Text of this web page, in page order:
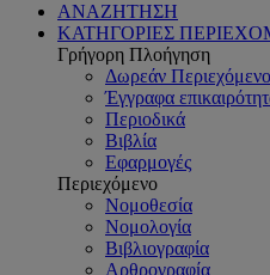
ΑΝΑΖΗΤΗΣΗ
ΚΑΤΗΓΟΡΙΕΣ
Γρήγορη Πλοήγηση
Δωρεάν Περιεχόμενο
Έγγραφα
Περιοδικά
Βιβλία
Εφαρμογές
Περιεχόμενο
Νομοθεσία
Νομολογία
Βιβλιογραφία
Αρθρογραφία